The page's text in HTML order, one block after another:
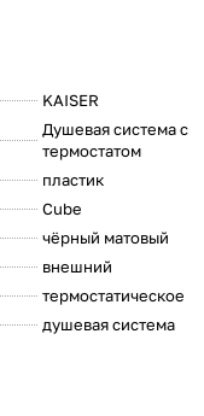
KAISER
Душевая система с
термостатом
пластик
Cube
чёрный матовый
внешний
термостатическое
душевая система